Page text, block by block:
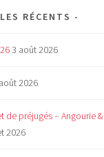
RÉCENTS
3 août 2026
2026
de préjugés – Angourie &
2026